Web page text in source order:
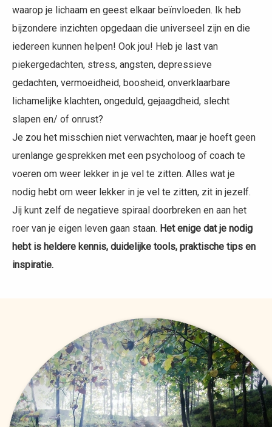
waarop je lichaam en geest elkaar beïnvloeden. Ik heb
bijzondere inzichten opgedaan die universeel zijn en die
iedereen kunnen helpen! Ook jou! Heb je last van
piekergedachten, stress, angsten, depressieve
gedachten, vermoeidheid, boosheid, onverklaarbare
lichamelijke klachten, ongeduld, gejaagdheid, slecht
slapen en/ of onrust?
Je zou het misschien niet verwachten, maar je hoeft geen
urenlange gesprekken met een psycholoog of coach te
voeren om weer lekker in je vel te zitten. Alles wat je
nodig hebt om weer lekker in je vel te zitten, zit in jezelf.
Jij kunt zelf de negatieve spiraal doorbreken en aan het
roer van je eigen leven gaan staan. Het enige dat je nodig
hebt is heldere kennis, duidelijke tools, praktische tips en
inspiratie.